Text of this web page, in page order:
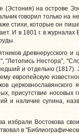
на острове
говорил только на
стихи, которые он
И в 1801 г. в
древнерусского и
Нестора",
и отдельно (1817).
европейскую
присутствие
и наличие супина,
Востокова
в